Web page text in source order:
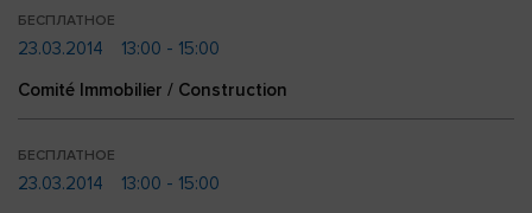
БЕСПЛАТНОЕ
23.03.2014
13:00 - 15:00
Comité Immobilier / Construction
БЕСПЛАТНОЕ
23.03.2014
13:00 - 15:00